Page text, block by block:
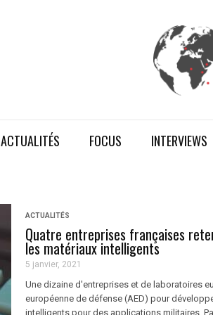
ACTUALITÉS FOCUS INTERVIEWS
ACTUALITÉS
Quatre entreprises françaises
les matériaux intelligents
5 janvier, 2021
Une dizaine d'entreprises et de laboratoires
européenne de défense (AED) pour
intelligents pour des applications militaires.